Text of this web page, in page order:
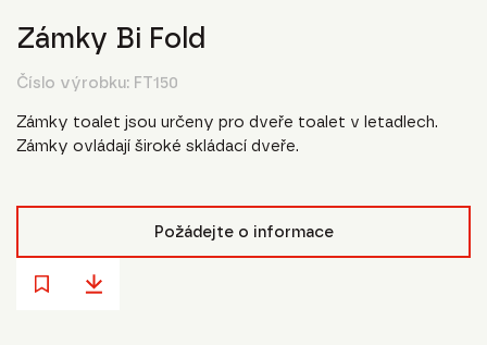
Zámky Bi Fold
Číslo výrobku: FT150
Zámky toalet jsou určeny pro dveře toalet v letadlech.
Zámky ovládají široké skládací dveře.
Požádejte o informace